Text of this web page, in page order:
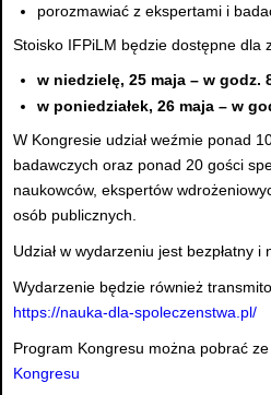
porozmawiać z ekspertami i
Stoisko IFPiLM będzie dostępne dla
w niedzielę, 25 maja – w godz.
w poniedziałek, 26 maja – w
W Kongresie udział weźmie ponad
badawczych oraz ponad 20 gości
naukowców, ekspertów
osób publicznych.
Udział w wydarzeniu jest bezpłatny i
Wydarzenie będzie również
https://nauka-dla-spoleczenstwa.pl/
Program Kongresu można pobrać
Kongresu